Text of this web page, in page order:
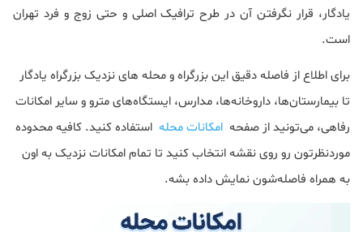
یادگار، قرار نگرفتن آن در طرح ترافیک اصلی و حتی زوج و فرد تهران
است.
برای اطلاع از فاصله دقیق این بزرگراه و محله های نزدیک بزرگراه یادگار
تا بیمارستان‌ها، داروخانه‌ها، مدارس، ایستگاه‌های مترو و سایر امکانات
رفاهی، می‌تونید از صفحه امکانات محله استفاده کنید. کافیه محدوده
موردنظرتون رو روی نقشه انتخاب کنید تا تمام امکانات نزدیک به اون
به همراه فاصله‌شون نمایش داده بشه.